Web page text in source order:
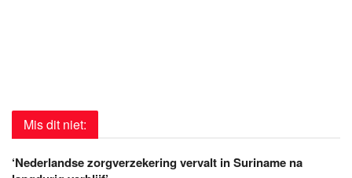
Mis dit niet:
‘Nederlandse zorgverzekering vervalt in Suriname na